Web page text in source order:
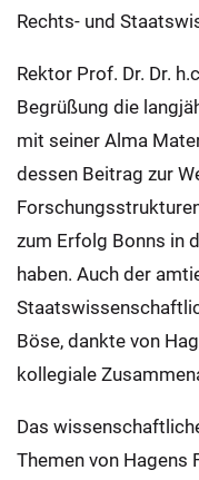
Rechts- und
Rektor Prof. Dr. Dr.
Begrüßung die
mit seiner Alma
dessen Beitrag zur
zum Erfolg Bonns in
haben. Auch der
Böse, dankte von
kollegiale
Das
Themen von Hagens